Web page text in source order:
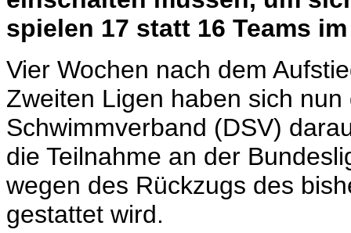
spielen 17 statt 16 Teams
Vier Wochen nach dem
Zweiten Ligen haben sich
Schwimmverband (DSV)
die Teilnahme an der
wegen des Rückzugs des
gestattet wird.